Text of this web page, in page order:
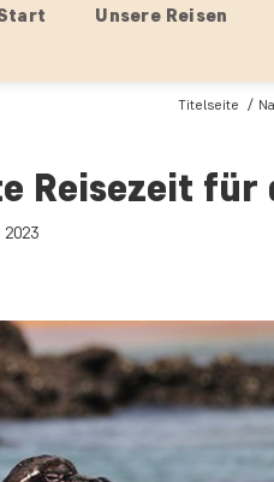
Unsere Reisen
Titelseite
Reisezeit für